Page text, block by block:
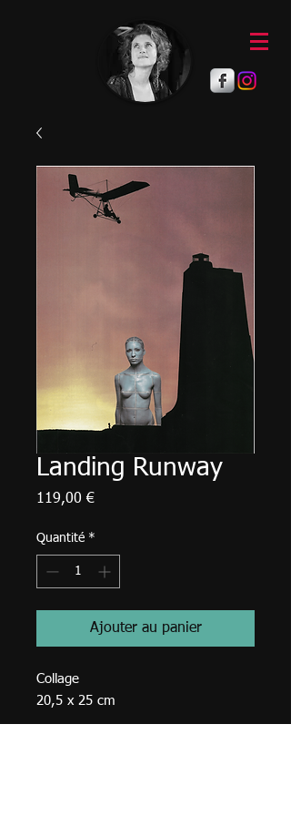
Landing Runway
119,00 €Prix
Quantité *
Ajouter au panier
Collage
20,5 x 25 cm